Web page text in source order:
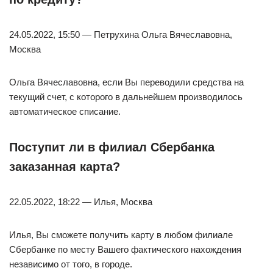
24.05.2022, 15:50 — Петрухина Ольга Вячеславовна,
Москва
Ольга Вячеславовна, если Вы переводили средства на
текущий счет, с которого в дальнейшем производилось
автоматическое списание.
Поступит ли в филиал Сбербанка
заказанная карта?
22.05.2022, 18:22 — Илья, Москва
Илья, Вы сможете получить карту в любом филиале
Сбербанке по месту Вашего фактического нахождения
независимо от того, в городе.